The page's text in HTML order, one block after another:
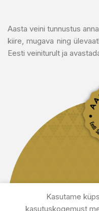
Aasta veini tunnustus
kiire, mugava ning
Eesti veiniturult ja
© Eesti Sommeljeede
Kasutame
kasutuskogemust